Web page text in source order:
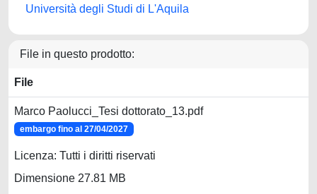
Università degli Studi di L'Aquila
File in questo prodotto:
File
Marco Paolucci_Tesi dottorato_13.pdf
embargo fino al 27/04/2027
Licenza: Tutti i diritti riservati
Dimensione 27.81 MB